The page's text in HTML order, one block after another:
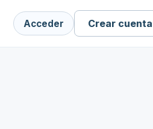
Acceder Crear cuenta